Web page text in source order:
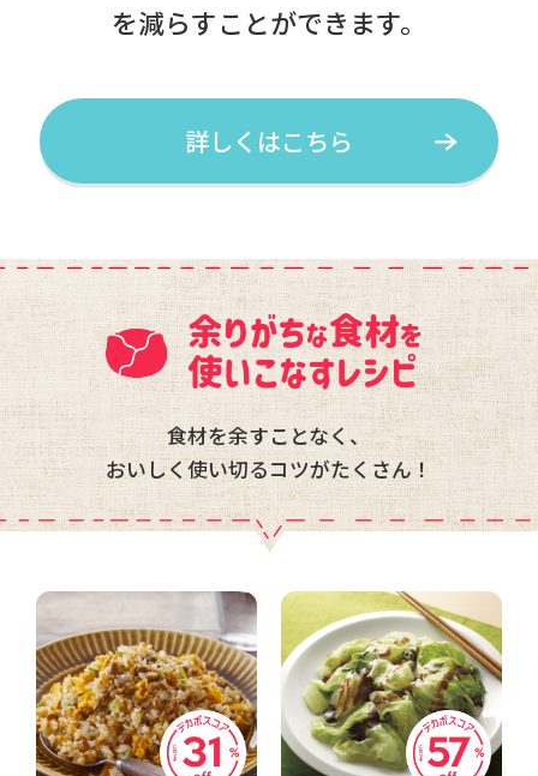
を減らすことができます。
詳しくはこちら
食材を余すことなく、
おいしく使い切るコツがたくさん！